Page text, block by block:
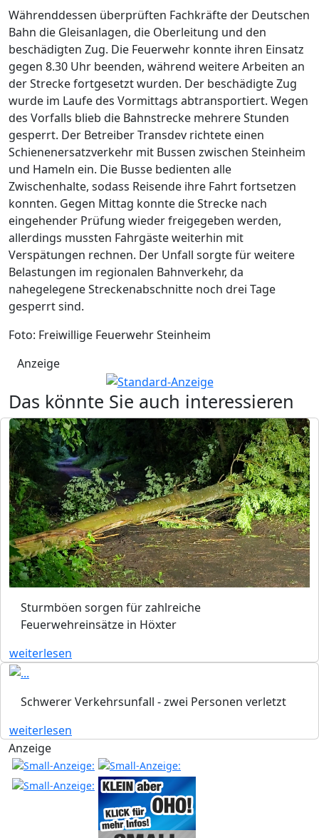
Währenddessen überprüften Fachkräfte der Deutschen
Bahn die Gleisanlagen, die Oberleitung und den
beschädigten Zug. Die Feuerwehr konnte ihren Einsatz
gegen 8.30 Uhr beenden, während weitere Arbeiten an
der Strecke fortgesetzt wurden. Der beschädigte Zug
wurde im Laufe des Vormittags abtransportiert. Wegen
des Vorfalls blieb die Bahnstrecke mehrere Stunden
gesperrt. Der Betreiber Transdev richtete einen
Schienenersatzverkehr mit Bussen zwischen Steinheim
und Hameln ein. Die Busse bedienten alle
Zwischenhalte, sodass Reisende ihre Fahrt fortsetzen
konnten. Gegen Mittag konnte die Strecke nach
eingehender Prüfung wieder freigegeben werden,
allerdings mussten Fahrgäste weiterhin mit
Verspätungen rechnen. Der Unfall sorgte für weitere
Belastungen im regionalen Bahnverkehr, da
nahegelegene Streckenabschnitte noch drei Tage
gesperrt sind.
Foto: Freiwillige Feuerwehr Steinheim
Anzeige
Das könnte Sie auch interessieren
Sturmböen sorgen für zahlreiche
Feuerwehreinsätze in Höxter
weiterlesen
Schwerer Verkehrsunfall - zwei Personen verletzt
weiterlesen
Anzeige